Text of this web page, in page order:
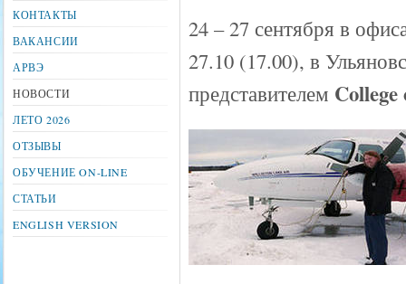
24 – 27 сентября в
27.10 (17.00), в
представителем
КОНТАКТЫ
ВАКАНСИИ
АРВЭ
НОВОСТИ
ЛЕТО 2026
ОТЗЫВЫ
ОБУЧЕНИЕ ON-LINE
СТАТЬИ
ENGLISH VERSION